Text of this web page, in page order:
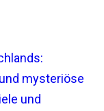
mysteriöse
und